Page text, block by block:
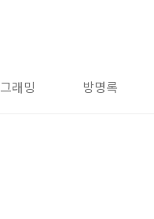
래밍 방명록